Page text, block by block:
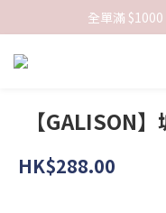
全單滿
【GALISON
HK$288.00